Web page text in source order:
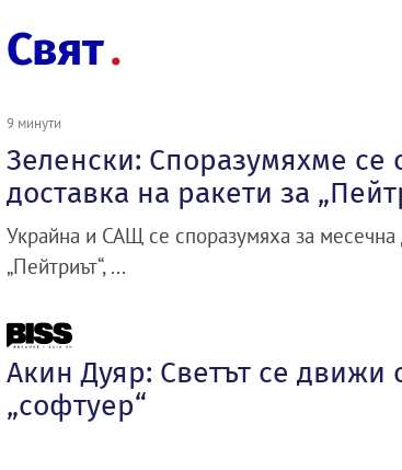
Свят
9 минути
Зеленски: Споразумяхме се
доставка на ракети за
Украйна и САЩ се споразумяха за месечна
„Пейтриът“, ...
Акин Дуяр: Светът се движи
„софтуер“